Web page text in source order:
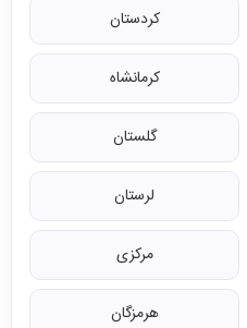
کردستان
کرمانشاه
گلستان
لرستان
مرکزی
هرمزگان